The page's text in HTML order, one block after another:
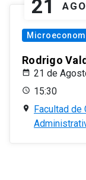
21 AGO
Rodrigo
21 de
15:30
Facultad de